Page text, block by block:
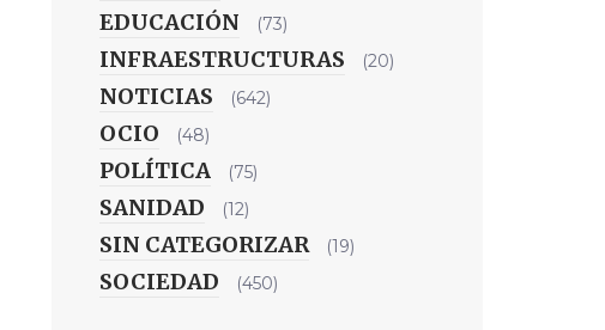
EDUCACIÓN (73)
INFRAESTRUCTURAS (20)
NOTICIAS (642)
OCIO (48)
POLÍTICA (75)
SANIDAD (12)
SIN CATEGORIZAR (19)
SOCIEDAD (450)